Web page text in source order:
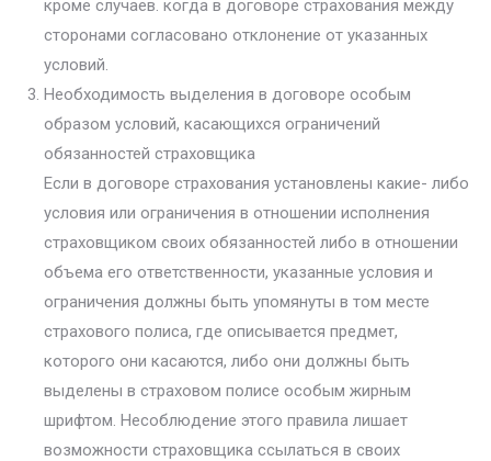
кроме случаев. когда в договоре страхования между
сторонами согласовано отклонение от указанных
условий.
Необходимость выделения в договоре особым
образом условий, касающихся ограничений
обязанностей страховщика
Если в договоре страхования установлены какие- либо
условия или ограничения в отношении исполнения
страховщиком своих обязанностей либо в отношении
объема его ответственности, указанные условия и
ограничения должны быть упомянуты в том месте
страхового полиса, где описывается предмет,
которого они касаются, либо они должны быть
выделены в страховом полисе особым жирным
шрифтом. Несоблюдение этого правила лишает
возможности страховщика ссылаться в своих